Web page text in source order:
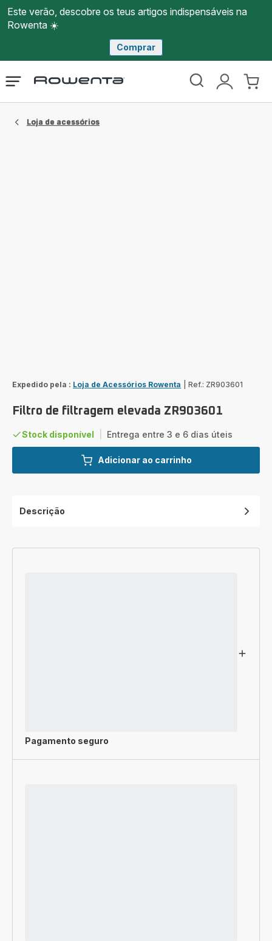
Este verão, descobre os teus artigos indispensáveis na
Rowenta ☀️
Comprar
Página
Rowenta
O
Abrir
Loja de acessórios​
Expedido pela : Loja de Acessórios Rowenta Ref.: ZR903601
Filtro de filtragem elevada ZR903601
Stock disponível Entrega entre 3 e 6 dias úteis
Adicionar ao carrinho
Descrição
Pagamento seguro